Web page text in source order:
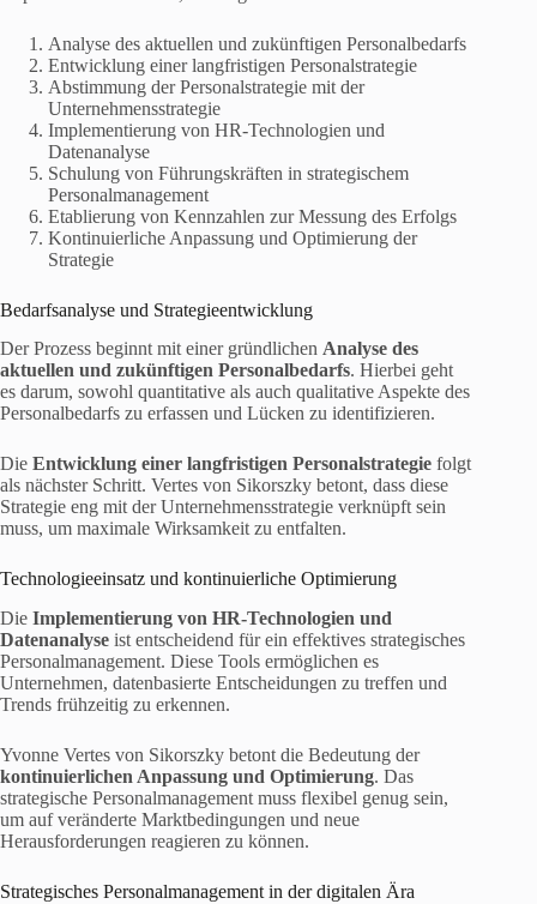
Analyse des aktuellen und zukünftigen Personalbedarfs
Entwicklung einer langfristigen Personalstrategie
Abstimmung der Personalstrategie mit der
Unternehmensstrategie
Implementierung von HR-Technologien und
Datenanalyse
Schulung von Führungskräften in strategischem
Personalmanagement
Etablierung von Kennzahlen zur Messung des Erfolgs
Kontinuierliche Anpassung und Optimierung der
Strategie
Bedarfsanalyse und Strategieentwicklung
Der Prozess beginnt mit einer gründlichen Analyse des
aktuellen und zukünftigen Personalbedarfs. Hierbei geht
es darum, sowohl quantitative als auch qualitative Aspekte des
Personalbedarfs zu erfassen und Lücken zu identifizieren.
Die Entwicklung einer langfristigen Personalstrategie folgt
als nächster Schritt. Vertes von Sikorszky betont, dass diese
Strategie eng mit der Unternehmensstrategie verknüpft sein
muss, um maximale Wirksamkeit zu entfalten.
Technologieeinsatz und kontinuierliche Optimierung
Die Implementierung von HR-Technologien und
Datenanalyse ist entscheidend für ein effektives strategisches
Personalmanagement. Diese Tools ermöglichen es
Unternehmen, datenbasierte Entscheidungen zu treffen und
Trends frühzeitig zu erkennen.
Yvonne Vertes von Sikorszky betont die Bedeutung der
kontinuierlichen Anpassung und Optimierung. Das
strategische Personalmanagement muss flexibel genug sein,
um auf veränderte Marktbedingungen und neue
Herausforderungen reagieren zu können.
Strategisches Personalmanagement in der digitalen Ära